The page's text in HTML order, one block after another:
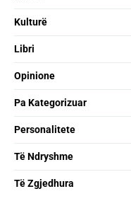
Kulturë
Libri
Opinione
Pa Kategorizuar
Personalitete
Të Ndryshme
Të Zgjedhura